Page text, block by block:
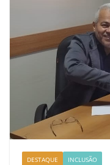
DESTAQUE INCLUSÃO